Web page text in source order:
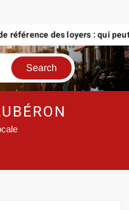
référence des loyers : qui